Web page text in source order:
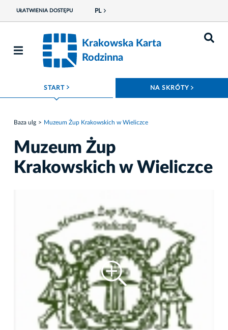
UŁATWIENIA DOSTĘPU PL
Krakowska Karta
Rodzinna
START ROZWIŃ MENU NA SKRÓTY
Baza ulg Muzeum Żup Krakowskich w Wieliczce
Muzeum Żup
Krakowskich w Wieliczce